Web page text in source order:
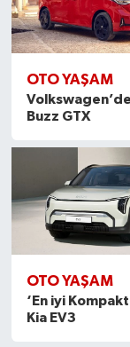
OTO YAŞAM
Buzz GTX
OTO YAŞAM
‘En iyi Kompakt
Kia EV3